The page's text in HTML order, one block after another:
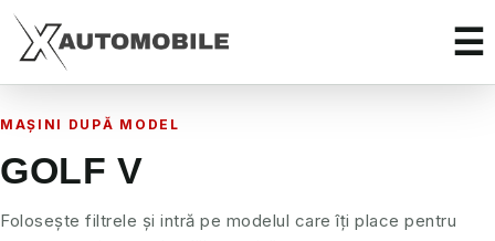
MAȘINI DUPĂ MODEL
GOLF V
Folosește filtrele și intră pe modelul care îți place pentru